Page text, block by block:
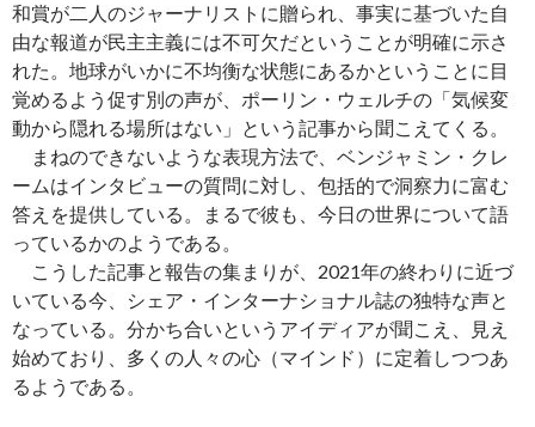
和賞が二人のジャーナリストに贈られ、事実に基づいた自
由な報道が民主主義には不可欠だということが明確に示さ
れた。地球がいかに不均衡な状態にあるかということに目
覚めるよう促す別の声が、ポーリン・ウェルチの「気候変
動から隠れる場所はない」という記事から聞こえてくる。
まねのできないような表現方法で、ベンジャミン・クレ
ームはインタビューの質問に対し、包括的で洞察力に富む
答えを提供している。まるで彼も、今日の世界について語
っているかのようである。
こうした記事と報告の集まりが、2021年の終わりに近づ
いている今、シェア・インターナショナル誌の独特な声と
なっている。分かち合いというアイディアが聞こえ、見え
始めており、多くの人々の心（マインド）に定着しつつあ
るようである。